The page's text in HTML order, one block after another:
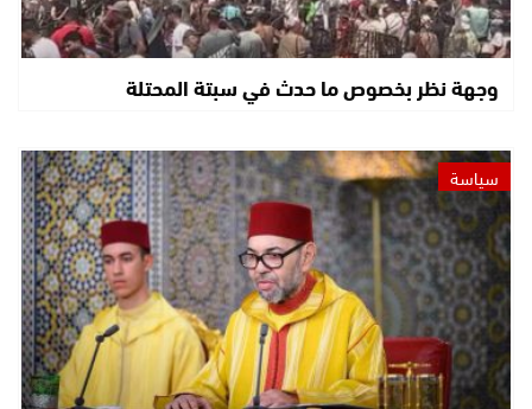
وجهة نظر بخصوص ما حدث في سبتة المحتلة
سياسة